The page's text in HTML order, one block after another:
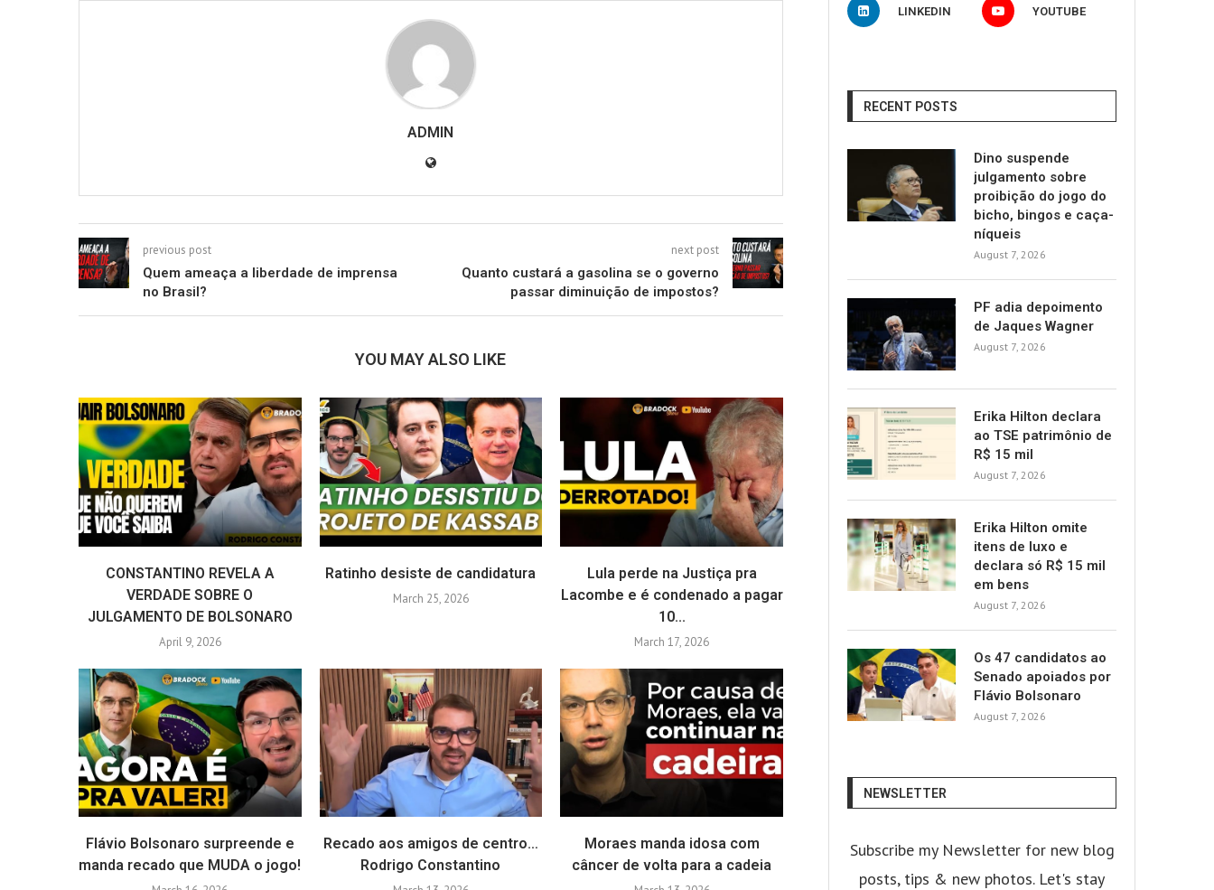
ADMIN
previous post
Quem ameaça a liberdade de imprensa
no Brasil?
next post
Quanto custará a gasolina se o governo
passar diminuição de impostos?
YOU MAY ALSO LIKE
CONSTANTINO REVELA A
VERDADE SOBRE O
JULGAMENTO DE BOLSONARO
April 9, 2026
Ratinho desiste de candidatura
March 25, 2026
Lula perde na Justiça pra
Lacombe e é condenado a pagar
10...
March 17, 2026
Flávio Bolsonaro surpreende e
manda recado que MUDA o jogo!
Recado aos amigos de centro…
Rodrigo Constantino
Moraes manda idosa com
câncer de volta para a cadeia
LINKEDIN YOUTUBE
RECENT POSTS
Dino suspende
julgamento sobre
proibição do jogo do
bicho, bingos e caça-
níqueis
August 7, 2026
PF adia depoimento
de Jaques Wagner
August 7, 2026
Erika Hilton declara
ao TSE patrimônio de
R$ 15 mil
August 7, 2026
Erika Hilton omite
itens de luxo e
declara só R$ 15 mil
em bens
August 7, 2026
Os 47 candidatos ao
Senado apoiados por
Flávio Bolsonaro
August 7, 2026
NEWSLETTER
Subscribe my Newsletter for new blog
posts, tips & new photos. Let's stay